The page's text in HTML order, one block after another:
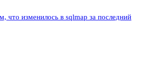
что изменилось в sqlmap за последний